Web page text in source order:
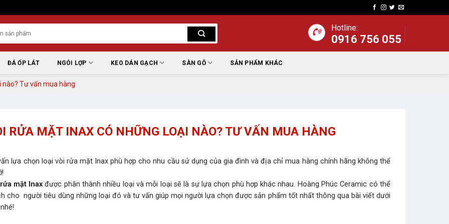
Hotline:
0916 756 055
ĐÁ ỐP LÁT NGÓI LỢP KEO DÁN GẠCH SÀN GỖ SẢN PHẨM KHÁC
Tư vấn mua hàng
RỬA MẶT INAX CÓ NHỮNG LOẠI NÀO? TƯ VẤN MUA HÀNG
lựa chọn loại vòi rửa mặt Inax phù hợp cho nhu cầu sử dụng của gia đình và địa chỉ mua hàng chính hãng không thể
mặt Inax được phân thành nhiều loại và mỗi loại sẽ là sự lựa chọn phù hợp khác nhau. Hoàng Phúc Ceramic có thể
cho người tiêu dùng những loại đó và tư vấn giúp mọi người lựa chọn được sản phẩm tốt nhất thông qua bài viết dưới